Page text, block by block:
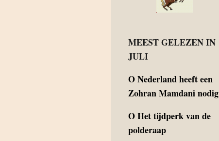
MEEST GELEZEN IN
JULI
ONederland heeft een
Zohran Mamdani nodig
OHet tijdperk van de
polderaap